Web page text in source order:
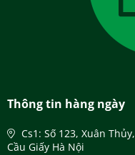
Thông tin hàng ngày
Cs1: Số 123, Xuân Thủy,
Cầu Giấy Hà Nội